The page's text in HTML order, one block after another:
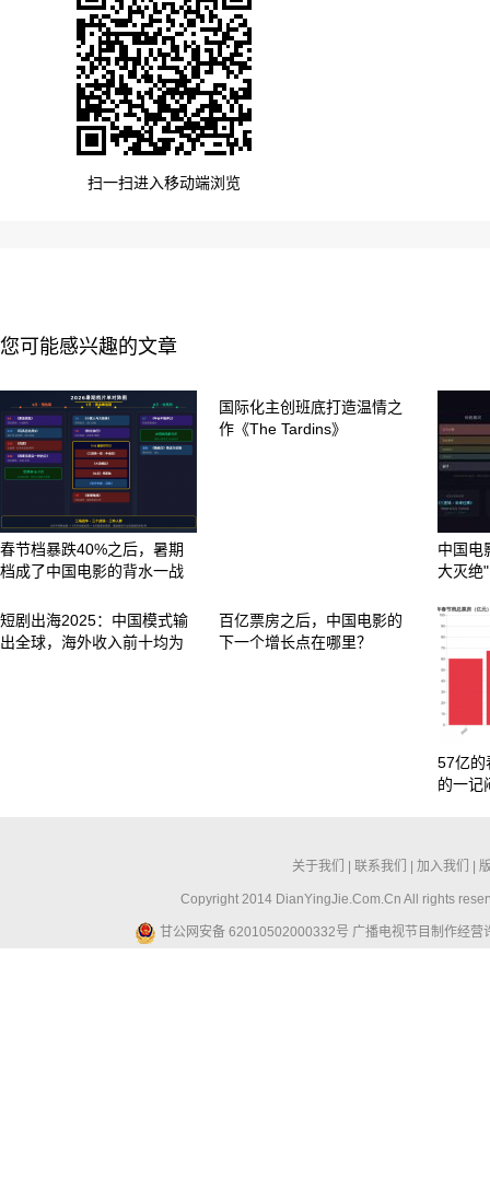
扫一扫进入移动端浏览
您可能感兴趣的文章
春节档暴跌40%之后，暑期
档成了中国电影的背水一战
国际化主创班底打造温情之
作《The Tardins》
中国电
大灭
短剧出海2025：中国模式输
出全球，海外收入前十均为
百亿票房之后，中国电影的
下一个增长点在哪里？
57亿的
的一记
关于我们 联系我们 加入我们
Copyright 2014 DianYingJie.Com.Cn All rights
甘公网安备 62010502000332号 广播电视节目制作经